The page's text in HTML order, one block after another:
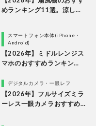
めランキング11選。涼しい
スマートフォン本体(iPhone・
Android)
【2026年】ミドルレンジス
マホのおすすめランキン
を比較
デジタルカメラ・一眼レフ
【2026年】フルサイズミラ
ーレス一眼カメラおすすめ